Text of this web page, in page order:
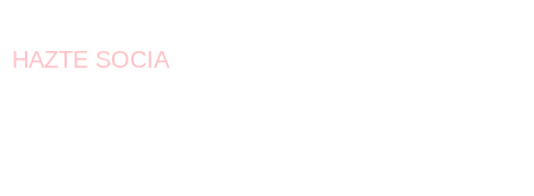
HAZTE SOCIA